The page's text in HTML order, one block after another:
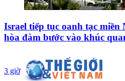
Israel tiếp tục oanh tạc
hòa đàm bước vào khúc
3 giờ